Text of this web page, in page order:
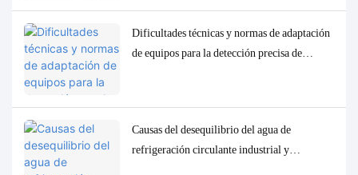
Dificultades técnicas y normas de adaptación
de equipos para la detección precisa de
Causas del desequilibrio del agua de
refrigeración circulante industrial y